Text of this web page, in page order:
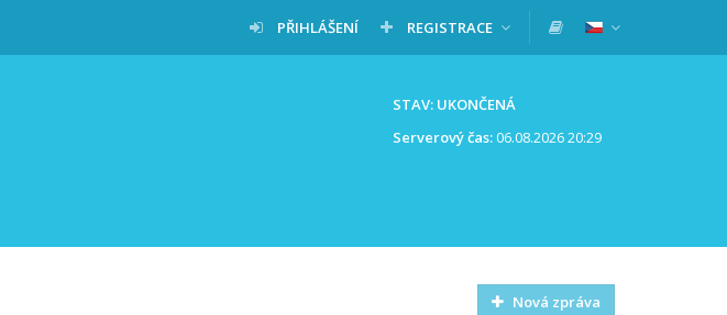
PŘIHLÁŠENÍ REGISTRACE
STAV: UKONČENÁ
Serverový čas:06.08.2026 20:29
Nová zpráva